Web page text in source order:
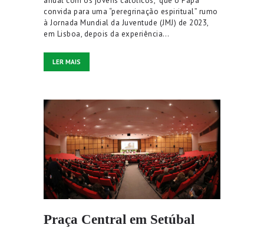
convida para uma “peregrinação espiritual” rumo
à Jornada Mundial da Juventude (JMJ) de 2023,
em Lisboa, depois da experiência…
LER MAIS
Praça Central em Setúbal